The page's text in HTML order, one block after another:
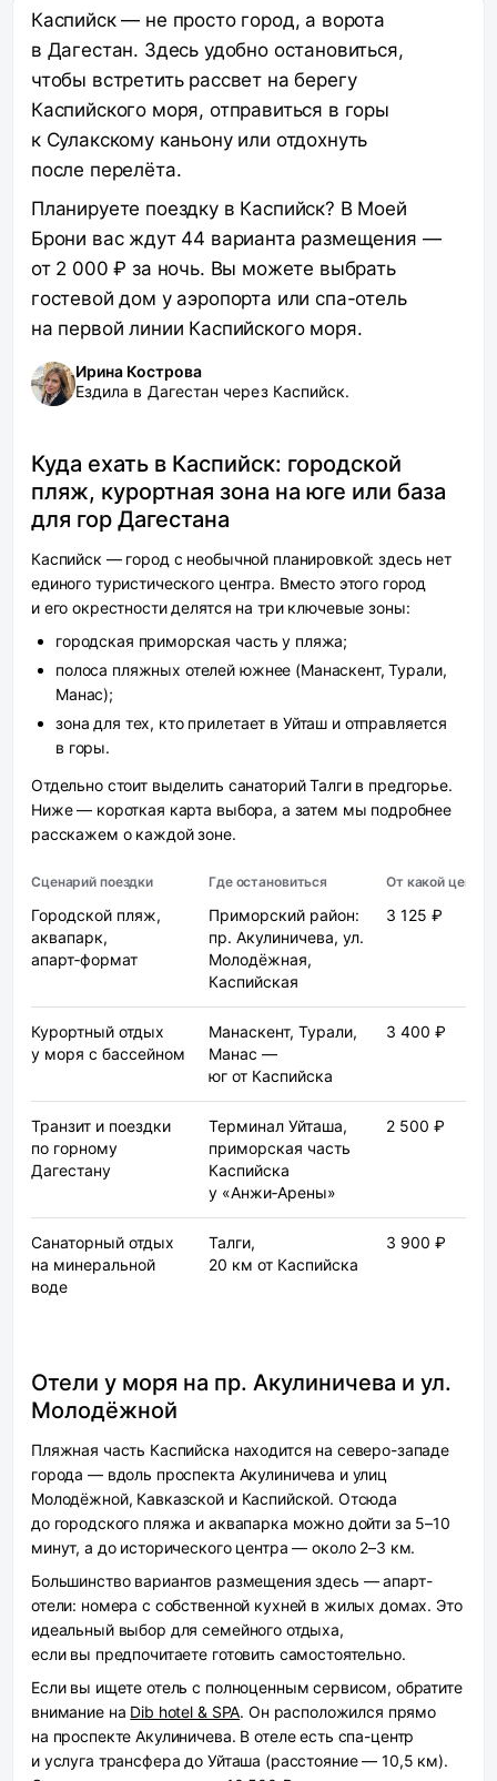
Каспийск — не просто город, а ворота
в Дагестан. Здесь удобно остановиться,
чтобы встретить рассвет на берегу
Каспийского моря, отправиться в горы
к Сулакскому каньону или отдохнуть
после перелёта.
Планируете поездку в Каспийск? В Моей
Брони вас ждут 44 варианта размещения —
от 2 000 ₽ за ночь. Вы можете выбрать
гостевой дом у аэропорта или спа-отель
на первой линии Каспийского моря.
Ирина Кострова
Ездила в Дагестан через Каспийск.
Куда ехать в Каспийск: городской
пляж, курортная зона на юге или база
для гор Дагестана
Каспийск — город с необычной планировкой: здесь нет
единого туристического центра. Вместо этого город
и его окрестности делятся на три ключевые зоны:
городская приморская часть у пляжа;
полоса пляжных отелей южнее (Манаскент, Турали,
Манас);
зона для тех, кто прилетает в Уйташ и отправляется
в горы.
Отдельно стоит выделить санаторий Талги в предгорье.
Ниже — короткая карта выбора, а затем мы подробнее
расскажем о каждой зоне.
Сценарий поездки Где остановиться От какой цены
Городской пляж,
аквапарк,
апарт‑формат
Приморский район:
пр. Акулиничева, ул.
Молодёжная,
Каспийская
3 125 ₽
Курортный отдых
у моря с бассейном
Манаскент, Турали,
Манас —
юг от Каспийска
3 400 ₽
Транзит и поездки
по горному
Дагестану
Терминал Уйташа,
приморская часть
Каспийска
у «Анжи‑Арены»
2 500 ₽
Санаторный отдых
на минеральной
воде
Талги,
20 км от Каспийска
3 900 ₽
Отели у моря на пр. Акулиничева и ул.
Молодёжной
Пляжная часть Каспийска находится на северо-западе
города — вдоль проспекта Акулиничева и улиц
Молодёжной, Кавказской и Каспийской. Отсюда
до городского пляжа и аквапарка можно дойти за 5–10
минут, а до исторического центра — около 2–3 км.
Большинство вариантов размещения здесь — апарт-
отели: номера с собственной кухней в жилых домах. Это
идеальный выбор для семейного отдыха,
если вы предпочитаете готовить самостоятельно.
Если вы ищете отель с полноценным сервисом, обратите
внимание на Dib hotel & SPA. Он расположился прямо
на проспекте Акулиничева. В отеле есть спа-центр
и услуга трансфера до Уйташа (расстояние — 10,5 км).